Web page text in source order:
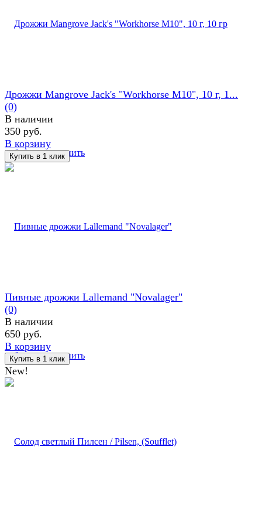
избранное сравнить
Дрожжи Mangrove Jack's "Workhorse M10", 10 г, 1...
(0)
В наличии
350 руб.
В корзину
избранное сравнить
Пивные дрожжи Lallemand "Novalager"
(0)
В наличии
650 руб.
В корзину
New!